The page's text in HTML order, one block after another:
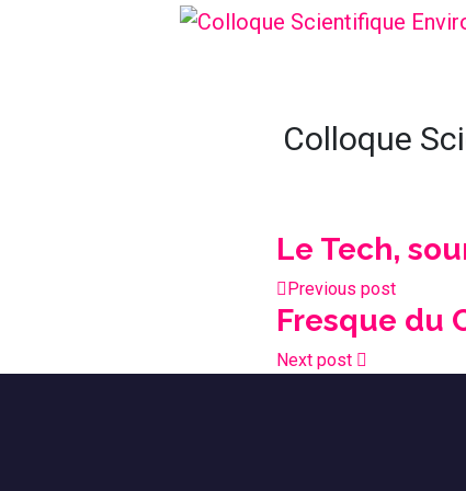
Colloque
Le Tech,
Previous post
Fresque du
Next post